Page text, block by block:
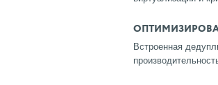
Встроенная